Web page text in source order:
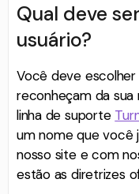
Qual ​​deve
usuário?
Você deve escolher
reconheçam da sua
linha de suporte
um nome que você
nosso site e com
estão as diretrizes